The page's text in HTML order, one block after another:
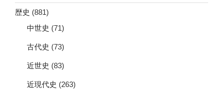
歴史 (881)
中世史 (71)
古代史 (73)
近世史 (83)
近現代史 (263)